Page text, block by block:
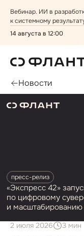
14 августа в 12:00
Вебинар. ИИ в
к системному
Новости
пресс⁠-⁠релиз
«Экспресс 42»
по цифровому
и
2 июля 2026 3 мин